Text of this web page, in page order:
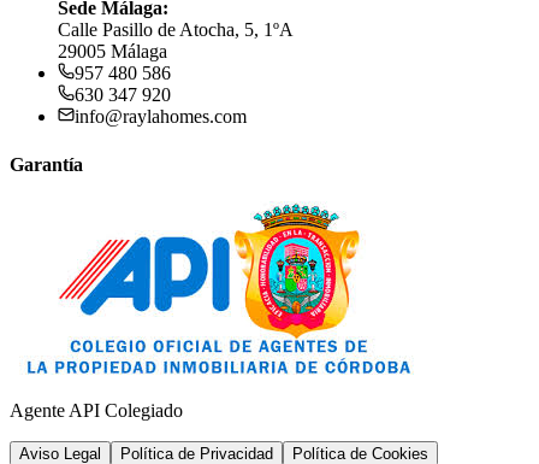
Sede Málaga:
Calle Pasillo de Atocha, 5, 1ºA
29005 Málaga
957 480 586
630 347 920
info@raylahomes.com
Garantía
Agente API Colegiado
Aviso Legal Política de Privacidad
Política de Cookies